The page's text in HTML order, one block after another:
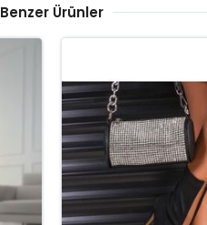
Benzer Ürünler